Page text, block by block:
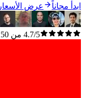
ابدأ مجاناً عرض الأسعار
4.7/5 من 150 تقييمًا